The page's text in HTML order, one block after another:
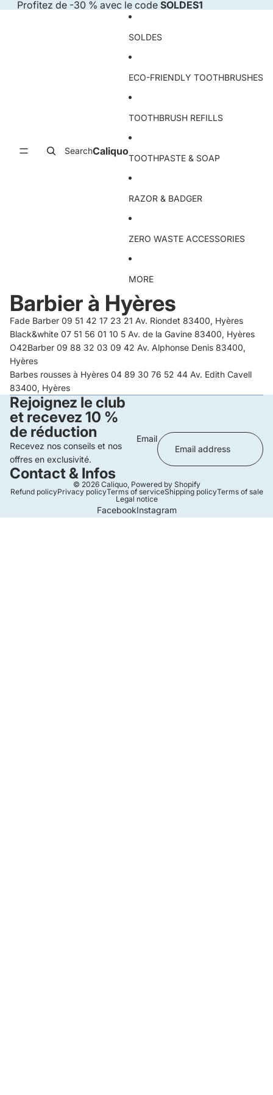
Profitez de -30 % avec le code SOLDES1
SearchCaliquo
SOLDES
ECO-FRIENDLY TOOTHBRUSHES
TOOTHBRUSH REFILLS
TOOTHPASTE & SOAP
RAZOR & BADGER
ZERO WASTE ACCESSORIES
MORE
Barbier à Hyères
Fade Barber 09 51 42 17 23 21 Av. Riondet 83400, Hyères
Black&white 07 51 56 01 10 5 Av. de la Gavine 83400, Hyères
O42Barber 09 88 32 03 09 42 Av. Alphonse Denis 83400,
Hyères
Barbes rousses à Hyères 04 89 30 76 52 44 Av. Edith Cavell
83400, Hyères
Rejoignez le club
et recevez 10 %
de réduction
Recevez nos conseils et nos
offres en exclusivité.
Email
Contact & Infos
© 2026 Caliquo, Powered by Shopify
Refund policyPrivacy policyTerms of serviceShipping policyTerms of sale
Legal notice
FacebookInstagram